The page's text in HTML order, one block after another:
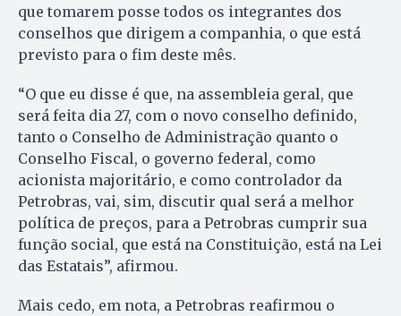
que tomarem posse todos os integrantes dos
conselhos que dirigem a companhia, o que está
previsto para o fim deste mês.
“O que eu disse é que, na assembleia geral, que
será feita dia 27, com o novo conselho definido,
tanto o Conselho de Administração quanto o
Conselho Fiscal, o governo federal, como
acionista majoritário, e como controlador da
Petrobras, vai, sim, discutir qual será a melhor
política de preços, para a Petrobras cumprir sua
função social, que está na Constituição, está na Lei
das Estatais”, afirmou.
Mais cedo, em nota, a Petrobras reafirmou o